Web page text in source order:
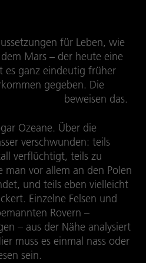
für Leben, wie
Mars – der heute eine
es ganz eindeutig früher
gegeben. Die
beweisen das.
Ozeane. Über die
verschwunden: teils
verflüchtigt, teils zu
man vor allem an den Polen
und teils eben vielleicht
Einzelne Felsen und
Rovern –
– aus der Nähe analysiert
muss es einmal nass oder
sein.